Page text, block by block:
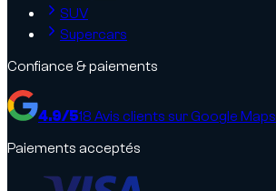
SUV
Supercars
Confiance & paiements
4.9/518 Avis clients sur Google Maps
Paiements acceptés